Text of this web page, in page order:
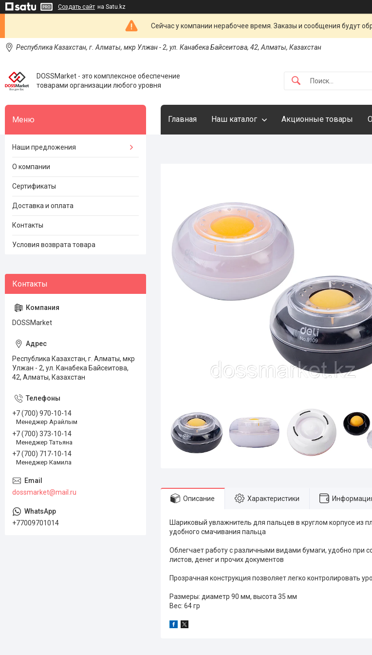
Создать сайт на Satu.kz
Сейчас у компании нерабочее время. Заказы и сообщения будут
Республика Казахстан, г. Алматы, мкр Улжан - 2, ул. Канабека Байсеитова, 42, Алматы, Казахстан
DOSSMarket - это комплексное обеспечение
товарами организации любого уровня
Главная Наш каталог Акционные товары
Описание Характеристики
Шариковый увлажнитель для пальцев в круглом корпусе из
удобного смачивания пальца
Облегчает работу с различными видами бумаги, удобно при
листов, денег и прочих документов
Прозрачная конструкция позволяет легко контролировать
Размеры: диаметр 90 мм, высота 35 мм
Вес: 64 гр
Наши предложения
О компании
Сертификаты
Доставка и оплата
Контакты
Условия возврата товара
DOSSMarket
Республика Казахстан, г. Алматы, мкр
Улжан - 2, ул. Канабека Байсеитова,
42, Алматы, Казахстан
+7 (700) 970-10-14
Менеджер Арайлым
+7 (700) 373-10-14
Менеджер Татьяна
+7 (700) 717-10-14
Менеджер Камила
dossmarket@mail.ru
+77009701014